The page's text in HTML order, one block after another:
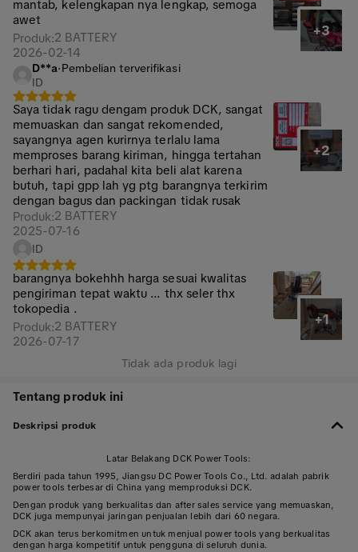
mantab, kelengkapan nya lengkap, semoga
awet
+3
Produk:2 BATTERY
2026-02-14
D**a·Pembelian terverifikasi
ID
Saya tidak ragu dengam produk DCK, sangat
memuaskan dan sangat rekomended,
sayangnya agen kurirnya terlalu lama
memproses barang kiriman, hingga tertahan
berhari hari, padahal kita beli alat karena
butuh, tapi gpp lah yg ptg barangnya terkirim
dengan bagus dan packingan tidak rusak
+2
Produk:2 BATTERY
2025-07-16
ID
barangnya bokehhh harga sesuai kwalitas
pengiriman tepat waktu ... thx seler thx
tokopedia .
+1
Produk:2 BATTERY
2026-07-17
Tidak ada produk lagi
Tentang produk ini
Deskripsi produk
Latar Belakang DCK Power Tools:
Berdiri pada tahun 1995, Jiangsu DC Power Tools Co., Ltd. adalah pabrik
power tools terbesar di China yang memproduksi DCK.
Dengan produk yang berkualitas dan after sales service yang memuaskan,
DCK juga mempunyai jaringan penjualan lebih dari 60 negara.
DCK akan terus berkomitmen untuk menjual power tools yang berkualitas
dengan harga kompetitif untuk pengguna di seluruh dunia.